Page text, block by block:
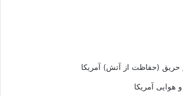
حریق (حفاظت از آتش) آمریکا
هوایی آمریکا